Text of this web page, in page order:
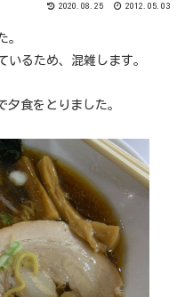
2020.08.25 2012.05.03
。
いるため、混雑します。
夕食をとりました。